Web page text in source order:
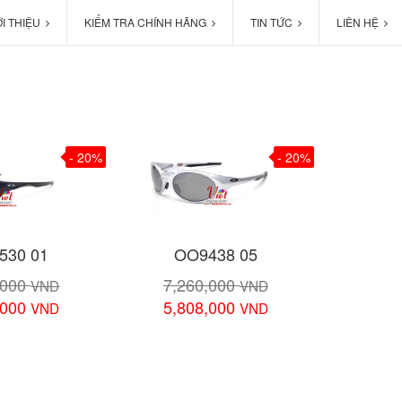
THIỆU KIỂM TRA CHÍNH HÃNG TIN TỨC LIÊN HỆ
- 20%
01
VND
VND
- 20%
OO9438 05
7,260,000VND
5,808,000 VND